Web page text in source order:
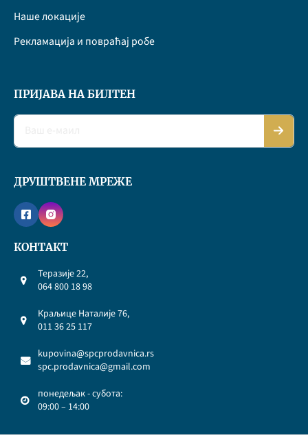
Наше локације
Рекламација и повраћај робе
ПРИЈАВА НА БИЛТЕН
ДРУШТВЕНЕ МРЕЖЕ
КОНТАКТ
Теразије 22,
064 800 18 98
Краљице Наталије 76,
011 36 25 117
kupovina@spcprodavnica.rs
spc.prodavnica@gmail.com
понедељак - субота:
09:00 – 14:00